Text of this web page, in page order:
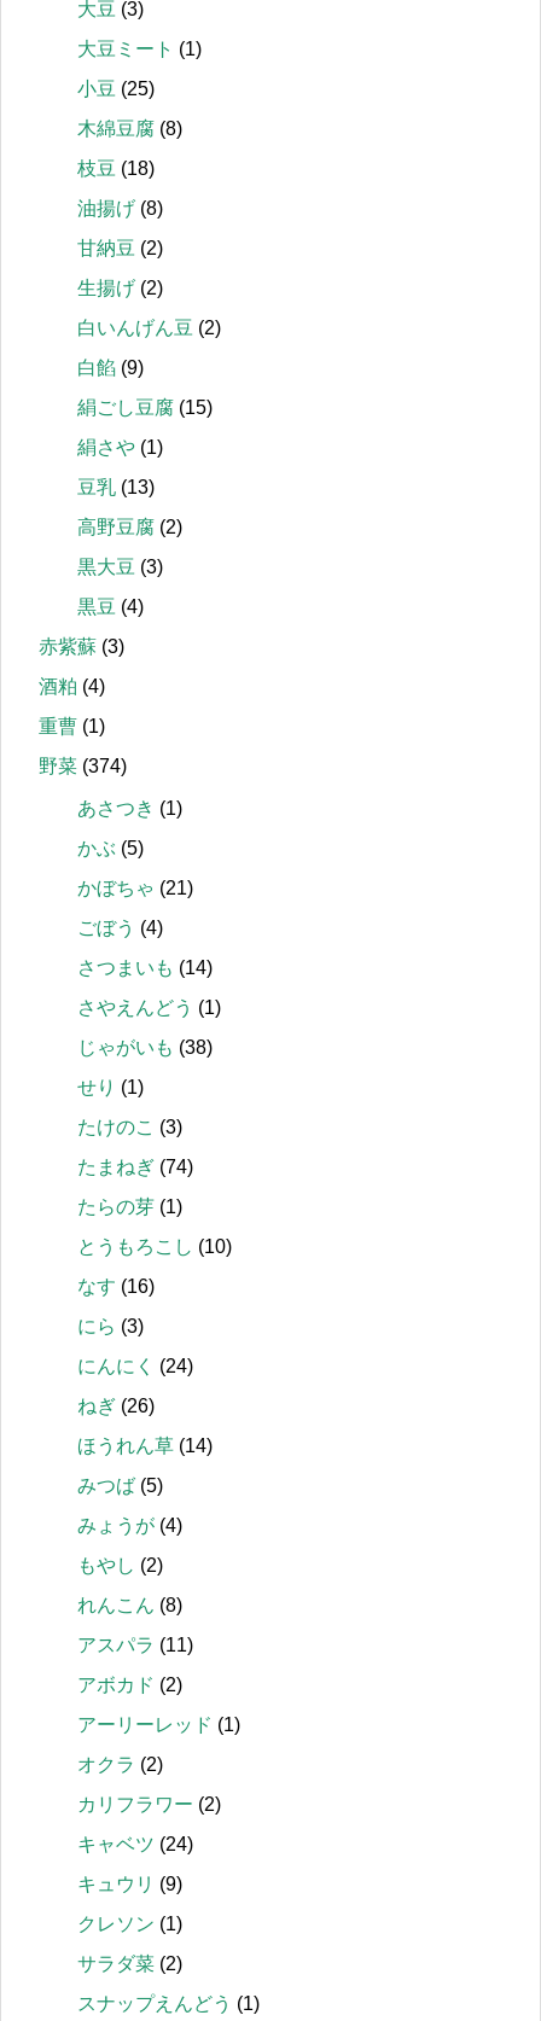
大豆 (3)
大豆ミート (1)
小豆 (25)
木綿豆腐 (8)
枝豆 (18)
油揚げ (8)
甘納豆 (2)
生揚げ (2)
白いんげん豆 (2)
白餡 (9)
絹ごし豆腐 (15)
絹さや (1)
豆乳 (13)
高野豆腐 (2)
黒大豆 (3)
黒豆 (4)
赤紫蘇 (3)
酒粕 (4)
重曹 (1)
野菜 (374)
あさつき (1)
かぶ (5)
かぼちゃ (21)
ごぼう (4)
さつまいも (14)
さやえんどう (1)
じゃがいも (38)
せり (1)
たけのこ (3)
たまねぎ (74)
たらの芽 (1)
とうもろこし (10)
なす (16)
にら (3)
にんにく
(24)
ねぎ (26)
ほうれん草 (14)
みつば (5)
みょうが (4)
もやし (2)
れんこん (8)
アスパラ (11)
アボカド (2)
アーリーレッド (1)
オクラ (2)
カリフラワー (2)
キャベツ (24)
キュウリ (9)
クレソン (1)
サラダ菜 (2)
スナップえんどう (1)